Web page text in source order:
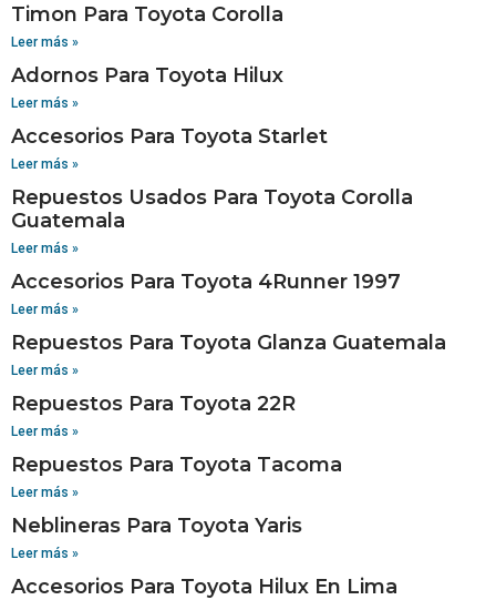
Timon Para Toyota Corolla
Leer más »
Adornos Para Toyota Hilux
Leer más »
Accesorios Para Toyota Starlet
Leer más »
Repuestos Usados Para Toyota Corolla
Guatemala
Leer más »
Accesorios Para Toyota 4Runner 1997
Leer más »
Repuestos Para Toyota Glanza Guatemala
Leer más »
Repuestos Para Toyota 22R
Leer más »
Repuestos Para Toyota Tacoma
Leer más »
Neblineras Para Toyota Yaris
Leer más »
Accesorios Para Toyota Hilux En Lima